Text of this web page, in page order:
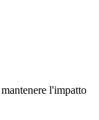
l'impatto